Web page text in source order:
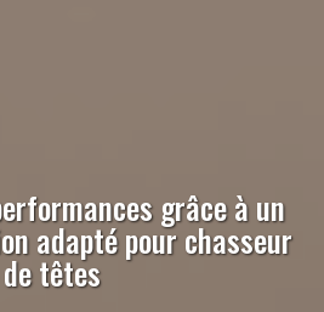
grâce à un
adapté pourchasseur
de têtes